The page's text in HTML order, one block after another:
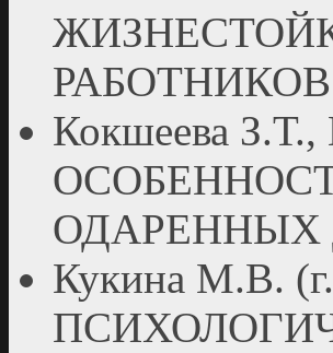
Кокшеева З.Т.,
ОДАРЕННЫХ
Кукина М.В.